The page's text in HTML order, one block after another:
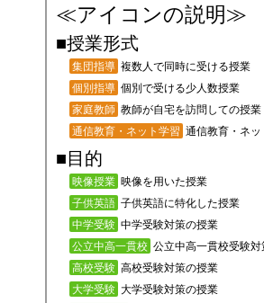
≪アイコンの説明≫
■授業形式
集団指導 複数人で同時に受ける授業
個別指導 個別で受ける少人数授業
家庭教師 教師が自宅を訪問しての授業
通信教育・ネット学習 通信教育・ネ
■目的
映像授業 映像を用いた授業
子供英語 子供英語に特化した授業
中学受験 中学受験対策の授業
公立中高一貫校 公立中高一貫校受験対
高校受験 高校受験対策の授業
大学受験 大学受験対策の授業